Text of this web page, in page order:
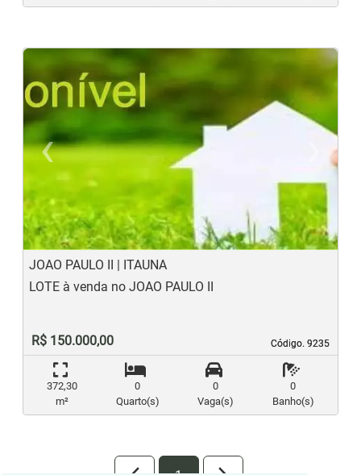
‹
Previous
›
JOAO PAULO II | ITAUNA
Código. 9235
Código. 9235
LOTE à venda no JOAO PAULO II
R$ 150.000,00
372,30
m²
0
Quarto(s)
0
Vaga(s)
0
Banho(s)